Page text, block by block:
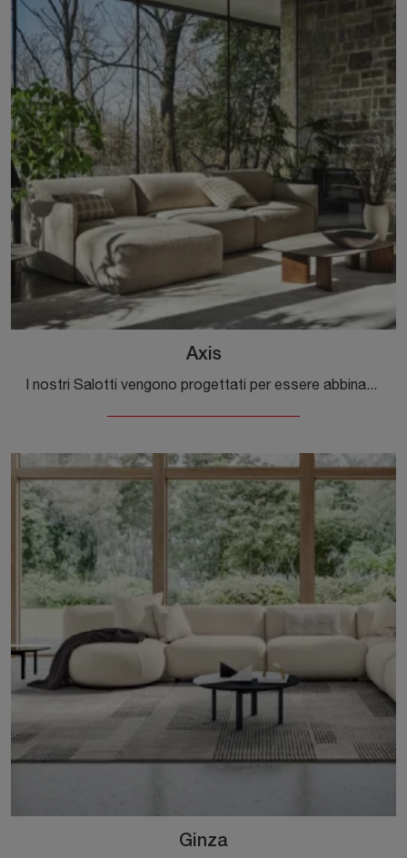
Axis
I nostri Salotti vengono progettati per essere abbinati a elementi accessori di ogni genere, come tavolini, lampade e piantane o in combinazione con ...
Ginza